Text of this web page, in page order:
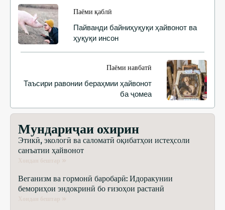
Паёми қаблӣ
Пайванди байниҳуқуқи ҳайвонот ва
ҳуқуқи инсон
Паёми навбатӣ
Таъсири равонии бераҳмии ҳайвонот
ба ҷомеа
Мундариҷаи охирин
Этикӣ, экологӣ ва саломатӣ оқибатҳои истеҳсоли
санъатии ҳайвонот
Веганизм ва гормонӣ баробарӣ: Идоракунии
бемориҳои эндокринӣ бо ғизоҳои растанӣ